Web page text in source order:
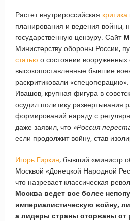
Растет внутрироссийская критика
планирования и ведения войны,
государственную цензуру. Сайт
Министерству обороны России,
статью о состоянии
высокопоставленные бывшие
раскритиковали
Ивашов, крупная фигура в
осудил политику развертывания
формирований наряду с
даже заявил, что «Россия
если продолжит войну, став
Игорь Гиркин, бывший «министр
Москвой «Донецкой Народной
что назревает классическая
Москва ведет все более
империалистическую войну,
а лидеры страны оторваны от